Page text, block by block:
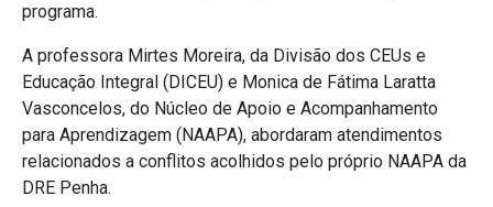
programa.
A professora Mirtes Moreira, da Divisão dos CEUs e
Educação Integral (DICEU) e Monica de Fátima Laratta
Vasconcelos, do Núcleo de Apoio e Acompanhamento
para Aprendizagem (NAAPA), abordaram atendimentos
relacionados a conflitos acolhidos pelo próprio NAAPA da
DRE Penha.